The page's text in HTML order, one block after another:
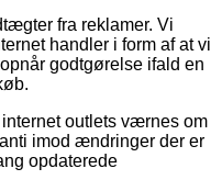
fra reklamer. Vi
handler i form af at vi
godtgørelse ifald en
outlets værnes om
imod ændringer der er
opdaterede